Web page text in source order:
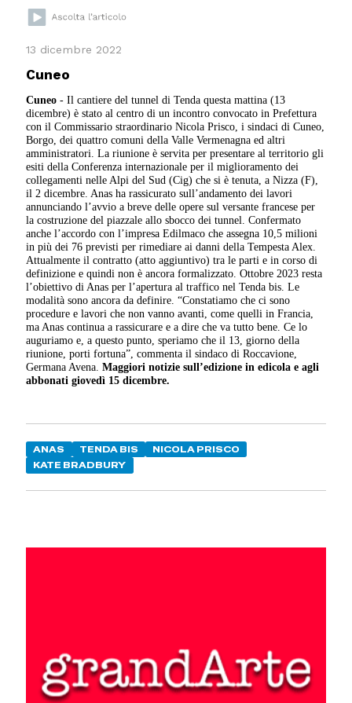
13 dicembre 2022
Cuneo
Cuneo - Il cantiere del tunnel di Tenda questa mattina (13
dicembre) è stato al centro di un incontro convocato in Prefettura
con il Commissario straordinario Nicola Prisco, i sindaci di Cuneo,
Borgo, dei quattro comuni della Valle Vermenagna ed altri
amministratori. La riunione è servita per presentare al territorio gli
esiti della Conferenza internazionale per il miglioramento dei
collegamenti nelle Alpi del Sud (Cig) che si è tenuta, a Nizza (F),
il 2 dicembre. Anas ha rassicurato sull’andamento dei lavori
annunciando l’avvio a breve delle opere sul versante francese per
la costruzione del piazzale allo sbocco dei tunnel. Confermato
anche l’accordo con l’impresa Edilmaco che assegna 10,5 milioni
in più dei 76 previsti per rimediare ai danni della Tempesta Alex.
Attualmente il contratto (atto aggiuntivo) tra le parti e in corso di
definizione e quindi non è ancora formalizzato . Ottobre 2023 resta
l’obiettivo di Anas per l’apertura al traffico nel Tenda bis. Le
modalità sono ancora da definire. “Constatiamo che ci sono
procedure e lavori che non vanno avanti, come quelli in Francia,
ma Anas continua a rassicurare e a dire che va tutto bene. Ce lo
auguriamo e, a questo punto, speriamo che il 13, giorno della
riunione, porti fortuna”, commenta il sindaco di Roccavione,
Germana Avena. Maggiori notizie sull’edizione in edicola e agli
abbonati giovedì 15 dicembre.
ANAS TENDA BIS
NICOLA PRISCO
KATE BRADBURY